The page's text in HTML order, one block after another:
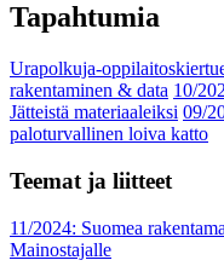
Tapahtumia
Urapolkuja-
rakentaminen & data 10/
Jätteistä materiaaleiksi 09/
paloturvallinen loiva katto
Teemat ja liitteet
11/2024: Suomea
Mainostajalle